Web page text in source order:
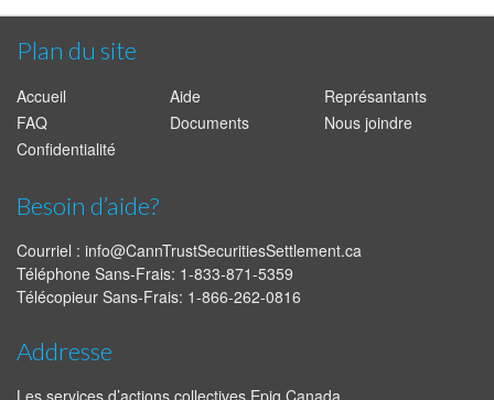
Plan du site
Accueil Aide
Représantants
FAQ
Documents
Nous joindre
Confidentialité
Besoin d’aide?
Courriel : info@CannTrustSecuritiesSettlement.ca
Téléphone Sans-Frais: 1-833-871-5359
Télécopieur Sans-Frais: 1-866-262-0816
Addresse
Les services d’actions collectives Epiq Canada